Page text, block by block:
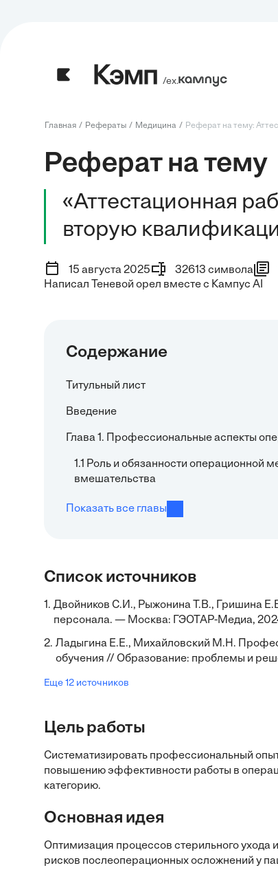
/ех.
Главная Рефераты Медицина Реферат на тему:
Реферат на тему
«Аттестационная
вторую
15 августа 2025 32613 символа
Написал Теневой орел вместе с Кампус AI
Содержание
Титульный лист
Введение
Глава 1. Профессиональные аспекты
1.1 Роль и обязанности операционной
вмешательства
Показать все главы
Список источников
1. Двойников С.И., Рыжонина Т.В., Гришина
персонала. — Москва: ГЭОТАР-Медиа,
2. Ладыгина Е.Е., Михайловский М.Н.
обучения // Образование: проблемы и
Еще 12 источников
Цель работы
Систематизировать профессиональный
повышению эффективности работы в
категорию.
Основная идея
Оптимизация процессов стерильного
рисков послеоперационных осложнений у